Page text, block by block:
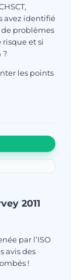
avez identifié
de problèmes
risque et si
?
les points
2011
par l’ISO
avis des
!